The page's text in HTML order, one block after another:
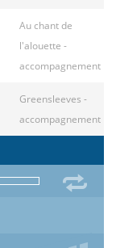
Au chant de
l'alouette -
accompagnement
Greensleeves -
accompagnement